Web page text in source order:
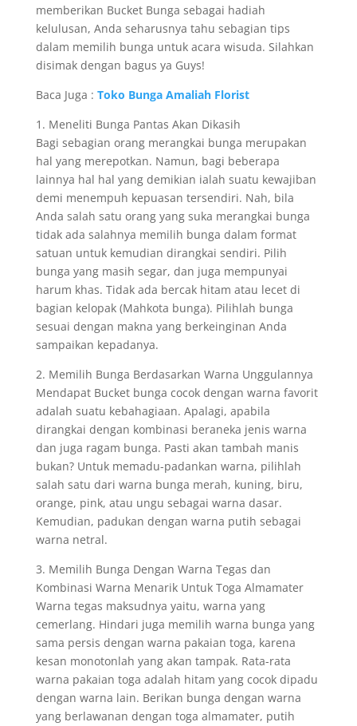
memberikan Bucket Bunga sebagai hadiah
kelulusan, Anda seharusnya tahu sebagian tips
dalam memilih bunga untuk acara wisuda. Silahkan
disimak dengan bagus ya Guys!
Baca Juga : Toko Bunga Amaliah Florist
1. Meneliti Bunga Pantas Akan Dikasih
Bagi sebagian orang merangkai bunga merupakan
hal yang merepotkan. Namun, bagi beberapa
lainnya hal hal yang demikian ialah suatu kewajiban
demi menempuh kepuasan tersendiri. Nah, bila
Anda salah satu orang yang suka merangkai bunga
tidak ada salahnya memilih bunga dalam format
satuan untuk kemudian dirangkai sendiri. Pilih
bunga yang masih segar, dan juga mempunyai
harum khas. Tidak ada bercak hitam atau lecet di
bagian kelopak (Mahkota bunga). Pilihlah bunga
sesuai dengan makna yang berkeinginan Anda
sampaikan kepadanya.
2. Memilih Bunga Berdasarkan Warna Unggulannya
Mendapat Bucket bunga cocok dengan warna favorit
adalah suatu kebahagiaan. Apalagi, apabila
dirangkai dengan kombinasi beraneka jenis warna
dan juga ragam bunga. Pasti akan tambah manis
bukan? Untuk memadu-padankan warna, pilihlah
salah satu dari warna bunga merah, kuning, biru,
orange, pink, atau ungu sebagai warna dasar.
Kemudian, padukan dengan warna putih sebagai
warna netral.
3. Memilih Bunga Dengan Warna Tegas dan
Kombinasi Warna Menarik Untuk Toga Almamater
Warna tegas maksudnya yaitu, warna yang
cemerlang. Hindari juga memilih warna bunga yang
sama persis dengan warna pakaian toga, karena
kesan monotonlah yang akan tampak. Rata-rata
warna pakaian toga adalah hitam yang cocok dipadu
dengan warna lain. Berikan bunga dengan warna
yang berlawanan dengan toga almamater, putih